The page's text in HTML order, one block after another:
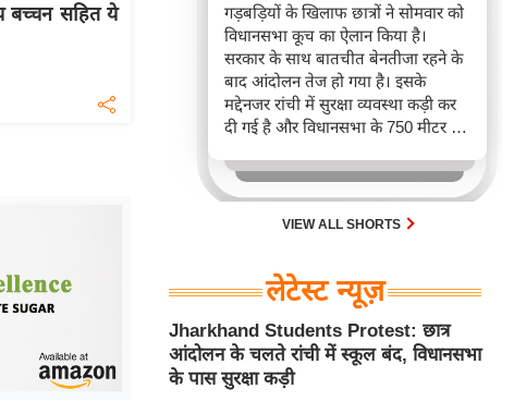
बच्चन सहित ये
गड़बड़ियों के खिलाफ छात्रों ने सोमवार को
विधानसभा कूच का ऐलान किया है।
सरकार के साथ बातचीत बेनतीजा रहने के
बाद आंदोलन तेज हो गया है। इसके
मद्देनजर रांची में सुरक्षा व्यवस्था कड़ी कर
दी गई है और विधानसभा के 750 मीटर के
रहेगी।
VIEW ALL SHORTS
लेटेस्ट न्यूज़
Jharkhand Students Protest: छात्र
आंदोलन के चलते रांची में स्कूल बंद, विधानसभा
के पास सुरक्षा कड़ी